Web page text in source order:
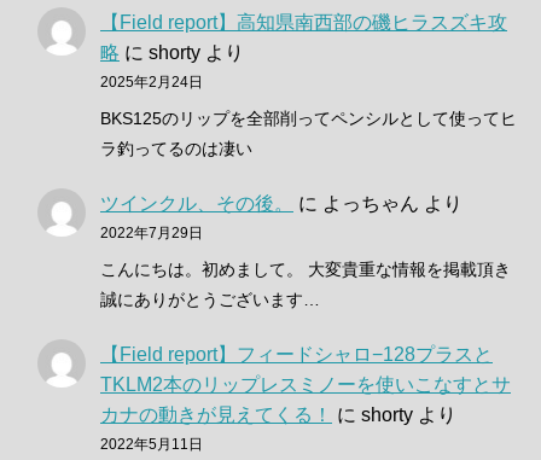
【Field report】高知県南西部の磯ヒラスズキ攻
略 に shorty より
2025年2月24日
BKS125のリップを全部削ってペンシルとして使ってヒ
ラ釣ってるのは凄い
ツインクル、その後。 に よっちゃん より
2022年7月29日
こんにちは。初めまして。 大変貴重な情報を掲載頂き
誠にありがとうございます…
【Field report】フィードシャロ−128プラスと
TKLM2本のリップレスミノーを使いこなすとサ
カナの動きが見えてくる！
に shorty より
2022年5月11日